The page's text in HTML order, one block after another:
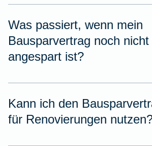
Was passiert, wenn mein
Bausparvertrag noch nicht
angespart ist?
Kann ich den
für Renovierungen